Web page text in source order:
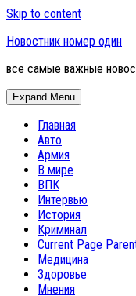
Skip to content
Новостник номер один
все самые важные
Expand Menu
Главная
Авто
Армия
В мире
ВПК
Интервью
История
Криминал
Current Page
Медицина
Здоровье
Мнения